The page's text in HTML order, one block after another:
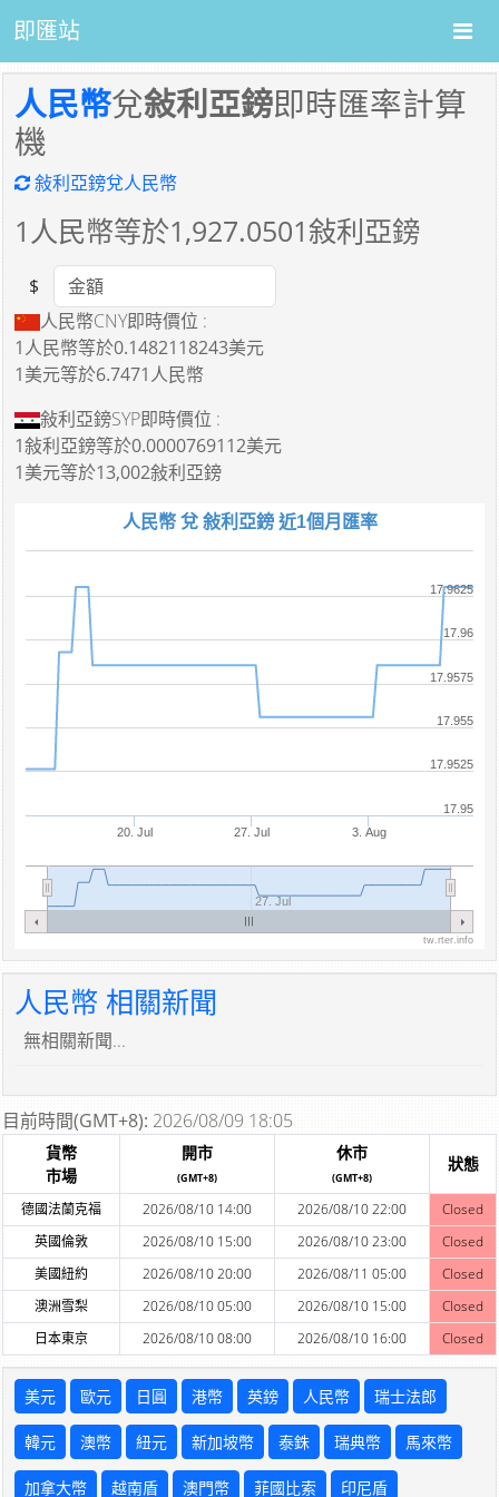
即匯站
人民幣兌敍利亞鎊即時匯率計算
機
敍利亞鎊兌人民幣
1 人民幣等於1,927.0501敍利亞鎊
Amount
$
人民幣CNY即時價位 :
1人民幣等於0.1482118243美元
1美元等於6.7471人民幣
敍利亞鎊SYP即時價位 :
1敍利亞鎊等於0.0000769112美元
1美元等於13,002敍利亞鎊
人民幣 兌 敍利亞鎊 近1個月匯率
20. Jul 27. Jul 3. Aug
27. Jul
17.95
17.9525
17.955
17.9575
17.96
17.9625
tw.rter.info
人民幣 相關新聞
無相關新聞...
目前時間(GMT+8): 2026/08/09 18:05
貨幣
市場
開市
(GMT+8)
休市
(GMT+8)
狀態
德國法蘭克福 2026/08/10 14:00 2026/08/10 22:00
Closed
英國倫敦
2026/08/10 15:00 2026/08/10 23:00
Closed
美國紐約
2026/08/10 20:00 2026/08/11 05:00
Closed
澳洲雪梨
2026/08/10 05:00 2026/08/10 15:00
Closed
日本東京
2026/08/10 08:00 2026/08/10 16:00 Closed
美元 歐元 日圓 港幣 英鎊 人民幣 瑞士法郎
韓元 澳幣 紐元 新加坡幣 泰銖 瑞典幣 馬來幣
加拿大幣 越南盾 澳門幣 菲國比索 印尼盾